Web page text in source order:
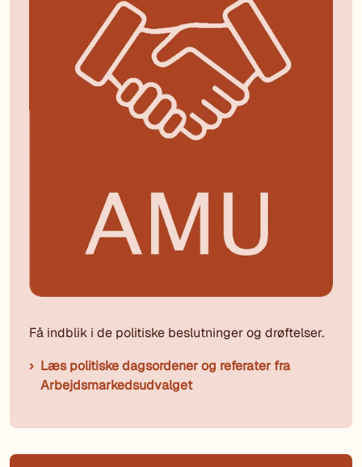
Få indblik i de politiske beslutninger og drøftelser.
Læs politiske dagsordener og referater fra
Arbejdsmarkedsudvalget